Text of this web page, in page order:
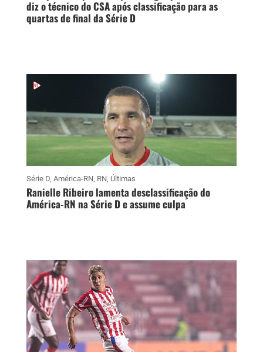
diz o técnico do CSA após classificação para as
quartas de final da Série D
Série D, América-RN, RN, Últimas
Ranielle Ribeiro lamenta desclassificação do
América-RN na Série D e assume culpa